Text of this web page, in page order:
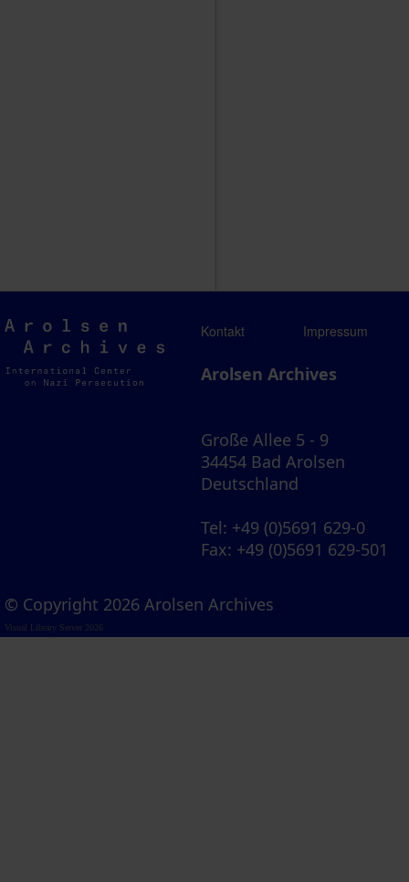
Arolsen
Archives
Kontakt Impressum
Arolsen Archives
Große Allee 5 - 9
34454 Bad Arolsen
Deutschland
Tel: +49 (0)5691 629-0
Fax: +49 (0)5691 629-501
© Copyright 2026 Arolsen Archives
Visual Library Server 2026